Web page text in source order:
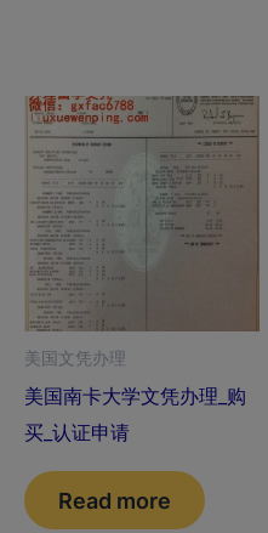
美国文凭办理
美国南卡大学文凭办理_购
买_认证申请
Read more